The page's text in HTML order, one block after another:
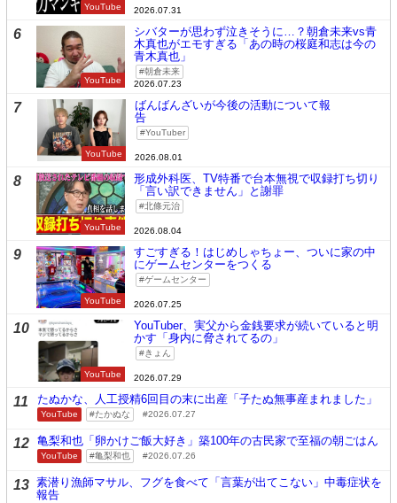
YouTube 2026.07.31
6
YouTube
シバターが思わず泣きそうに…？朝倉未来vs青
木真也がエモすぎる「あの時の桜庭和志は今の
青木真也」
朝倉未来
2026.07.23
7
YouTube
ばんばんざいが今後の活動について報
告
YouTuber
2026.08.01
8
YouTube
形成外科医、TV特番で台本無視で収録打ち切り
「言い訳できません」と謝罪
北條元治
2026.08.04
9
YouTube
すごすぎる！はじめしゃちょー、ついに家の中
にゲームセンターをつくる
ゲームセンター
2026.07.25
10
YouTube
YouTuber、実父から金銭要求が続いていると明
かす「身内に脅されてるの」
きょん
2026.07.29
11 たぬかな、人工授精6回目の末に出産「子たぬ無事産まれました」
YouTube たかぬな 2026.07.27
12 亀梨和也「卵かけご飯大好き」築100年の古民家で至福の朝ごはん
YouTube 亀梨和也 2026.07.26
13 素潜り漁師マサル、フグを食べて「言葉が出てこない」中毒症状を
報告